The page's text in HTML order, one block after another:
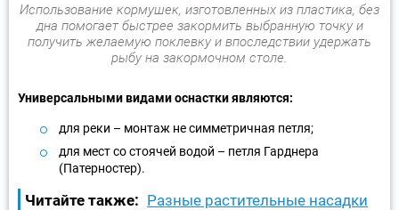
Использование кормушек, изготовленных из пластика, без
дна помогает быстрее закормить выбранную точку и
получить желаемую поклевку и впоследствии удержать
рыбу на закормочном столе.
Универсальными видами оснастки являются:
для реки – монтаж не симметричная петля;
для мест со стоячей водой – петля Гарднера
(Патерностер).
Читайте также: Разные растительные насадки